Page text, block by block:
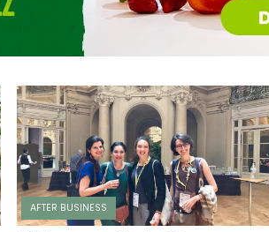
AFTER BUSINESS